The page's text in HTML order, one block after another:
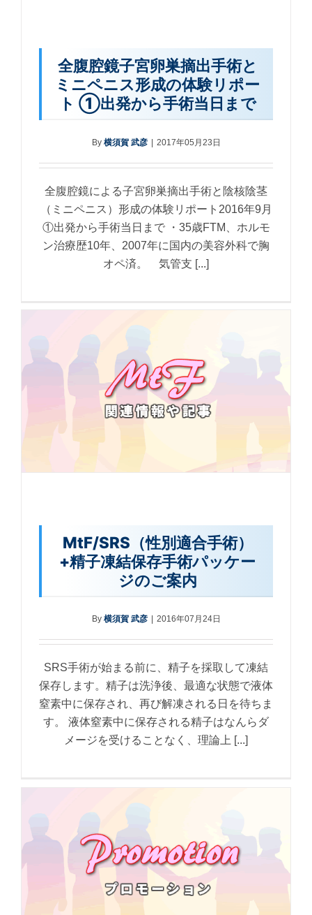
全腹腔鏡子宮卵巣摘出手術と
ミニペニス形成の体験リポー
ト ①出発から手術当日まで
By 横須賀 武彦 | 2017年05月23日
全腹腔鏡による子宮卵巣摘出手術と陰核陰茎
（ミニペニス）形成の体験リポート2016年9月
①出発から手術当日まで ・35歳FTM、ホルモ
ン治療歴10年、2007年に国内の美容外科で胸
オペ済。 気管支 [...]
MtF/SRS（性別適合手術）
+精子凍結保存手術パッケー
ジのご案内
By 横須賀 武彦 2016年07月24日
SRS手術が始まる前に、精子を採取して凍結
保存します。精子は洗浄後、最適な状態で液体
窒素中に保存され、再び解凍される日を待ちま
す。 液体窒素中に保存される精子はなんらダ
メージを受けることなく、理論上 [...]